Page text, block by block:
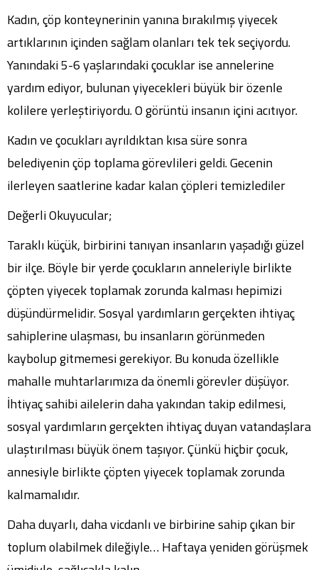
Kadın, çöp konteynerinin yanına bırakılmış yiyecek
artıklarının içinden sağlam olanları tek tek seçiyordu.
Yanındaki 5-6 yaşlarındaki çocuklar ise annelerine
yardım ediyor, bulunan yiyecekleri büyük bir özenle
kolilere yerleştiriyordu. O görüntü insanın içini acıtıyor.
Kadın ve çocukları ayrıldıktan kısa süre sonra
belediyenin çöp toplama görevlileri geldi. Gecenin
ilerleyen saatlerine kadar kalan çöpleri temizlediler
Değerli Okuyucular;
Taraklı küçük, birbirini tanıyan insanların yaşadığı güzel
bir ilçe. Böyle bir yerde çocukların anneleriyle birlikte
çöpten yiyecek toplamak zorunda kalması hepimizi
düşündürmelidir. Sosyal yardımların gerçekten ihtiyaç
sahiplerine ulaşması, bu insanların görünmeden
kaybolup gitmemesi gerekiyor. Bu konuda özellikle
mahalle muhtarlarımıza da önemli görevler düşüyor.
İhtiyaç sahibi ailelerin daha yakından takip edilmesi,
sosyal yardımların gerçekten ihtiyaç duyan vatandaşlara
ulaştırılması büyük önem taşıyor. Çünkü hiçbir çocuk,
annesiyle birlikte çöpten yiyecek toplamak zorunda
kalmamalıdır.
Daha duyarlı, daha vicdanlı ve birbirine sahip çıkan bir
toplum olabilmek dileğiyle… Haftaya yeniden görüşmek